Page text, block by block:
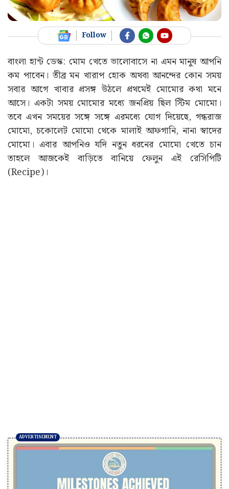
Follow
বাংলা হান্ট ডেস্ক: মোম খেতে ভালোবাসে না এমন মানুষ আপনি
কম পাবেন। তীব্র মন খারাপ হোক অথবা আনন্দের কোন সময়
সবার আগে খাবার প্রসঙ্গ উঠলে প্রথমেই মোমোর কথা মনে
আসে। একটা সময় মোমোর মধ্যে জনপ্রিয় ছিল স্টিম মোমো।
তবে এখন সময়ের সঙ্গে সঙ্গে এরমধ্যে যোগ দিয়েছে, গন্ধরাজ
মোমো, চকোলেট মোমো থেকে মালাই আফগানি, নানা স্বাদের
মোমো। এবার আপনিও যদি নতুন ধরনের মোমো খেতে চান
তাহলে আজকেই বাড়িতে বানিয়ে ফেলুন এই রেসিপিটি
(Recipe)।